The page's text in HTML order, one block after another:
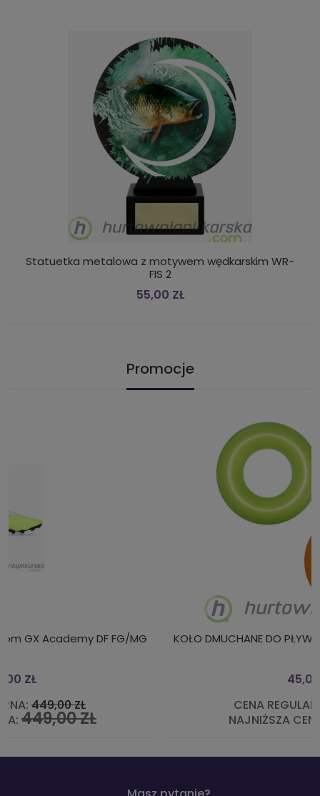
Statuetka metalowa z motywem wędkarskim WR-
FIS 2
55,00 ZŁ
Promocje
KOŁO DMUCHANE DO PŁYWANIA 91 CM 1 SZT. LOSOWO
CENA REGULARNA:
NAJNIŻSZA CENA:
45,00 ZŁ